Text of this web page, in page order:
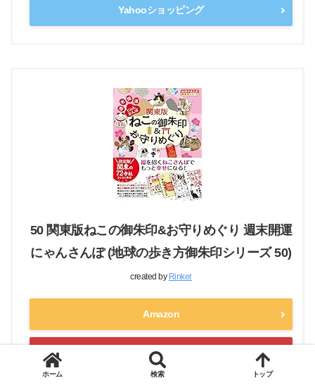
Yahooショッピング
50 関東版ねこの御朱印&お守りめぐり 週末開運
にゃんさんぽ (地球の歩き方御朱印シリーズ 50)
created by Rinker
Amazon
楽天市場
ホーム 検索 トップ